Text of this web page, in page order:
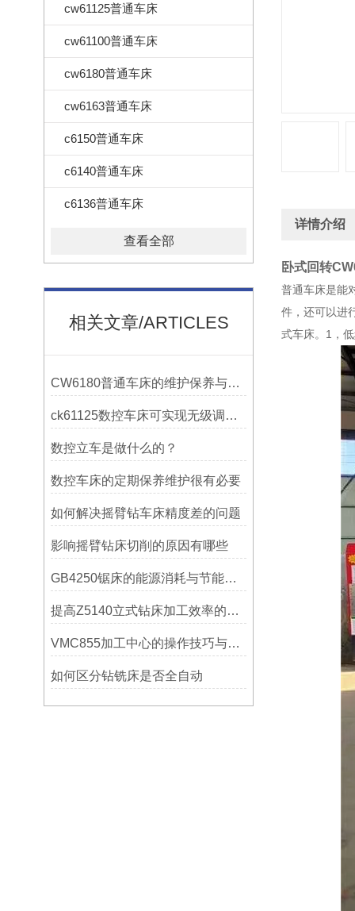
cw61125普通车床
cw61100普通车床
cw6180普通车床
cw6163普通车床
c6150普通车床
c6140普通车床
c6136普通车床
查看全部
相关文章/ARTICLES
CW6180普通车床的维护保养与延长使用寿命技巧说明
ck61125数控车床可实现无级调速控制
数控立车是做什么的？
数控车床的定期保养维护很有必要
如何解决摇臂钻车床精度差的问题
影响摇臂钻床切削的原因有哪些
GB4250锯床的能源消耗与节能措施
提高Z5140立式钻床加工效率的改进措施
VMC855加工中心的操作技巧与维护指南
如何区分钻铣床是否全自动
详情介绍
卧式回转
普通车床是能
件，还可以进
式车床。 1，